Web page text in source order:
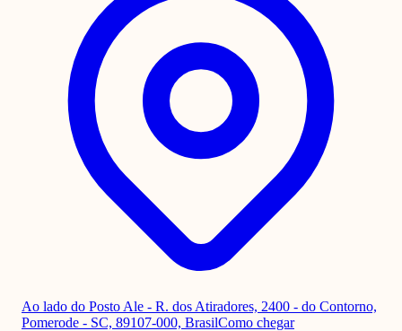
Ao lado do Posto Ale - R. dos Atiradores, 2400 - do Contorno,
Pomerode - SC, 89107-000, BrasilComo chegar